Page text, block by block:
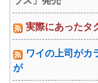
実際にあったタ
ワイの上司がカ
が